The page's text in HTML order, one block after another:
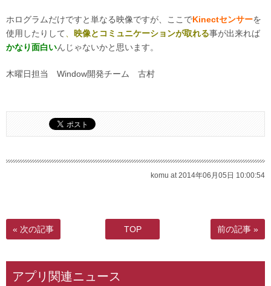
ホログラムだけですと単なる映像ですが、ここでKinectセンサーを
使用したりして、 映像とコミュニケーションが取れる事が出来れば
かなり面白いんじゃないかと思います。
木曜日担当 Window開発チーム 古村
komu at 2014年06月05日 10:00:54
« 次の記事 TOP 前の記事 »
アプリ関連ニュース